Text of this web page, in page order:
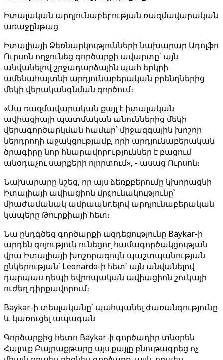
Իտալական արդյունաբերության ռազմավարական
առաջընթաց
Իտալիայի Ձեռնարկությունների նախարար Ադոլֆո
Ուրսոն ողջունեց գործարքի ավարտը՝ այն
անվանելով շրջադարձային պահ երկրի
ամենահայտնի արդյունաբերական բրենդներից
մեկի վերականգնման գործում։
«Սա ռազմավարական քայլ է իտալական
ավիացիայի պատմական անուններից մեկի
վերագործարկման համար՝ միջազգային խոշոր
ներդրողի աջակցությամբ, որի արդյունաբերական
ծրագիրը նոր հնարավորություններ է բացում
անօդաչու սարքերի ոլորտում», - ասաց Ուրսոն։
Նախարարը նշեց, որ այս ձեռքբերումը կխորացնի
Իտալիայի ավիացիոն մրցունակությունը՝
միաժամանակ ամրապնդելով արդյունաբերական
կապերը Թուրքիայի հետ։
Նա ընդգծեց գործարքի ազդեցությունը Baykar-ի
արդեն գոյություն ունեցող համագործակցության
վրա Իտալիայի խոշորագույն պաշտպանության
ընկերության՝ Leonardo-ի հետ՝ այն անվանելով
դարպաս դեպի եվրոպական ավիացիոն շուկայի
ուժեղ դիրքավորում։
Baykar-ի տեսլականը՝ պահպանել ժառանգությունը
և կառուցել ապագան
Գործարքից հետո Baykar-ի գործադիր տնօրեն
Հալուք Բայրաքթարը այս քայլը բնութագրեց ոչ